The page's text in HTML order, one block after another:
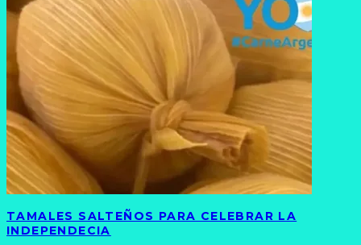
TAMALES SALTEÑOS PARA CELEBRAR LA
INDEPENDECIA